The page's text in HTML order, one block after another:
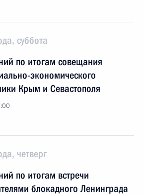
суббота
по итогам совещания
экономического
Крым и Севастополя
четверг
по итогам встречи
блокадного Ленинграда